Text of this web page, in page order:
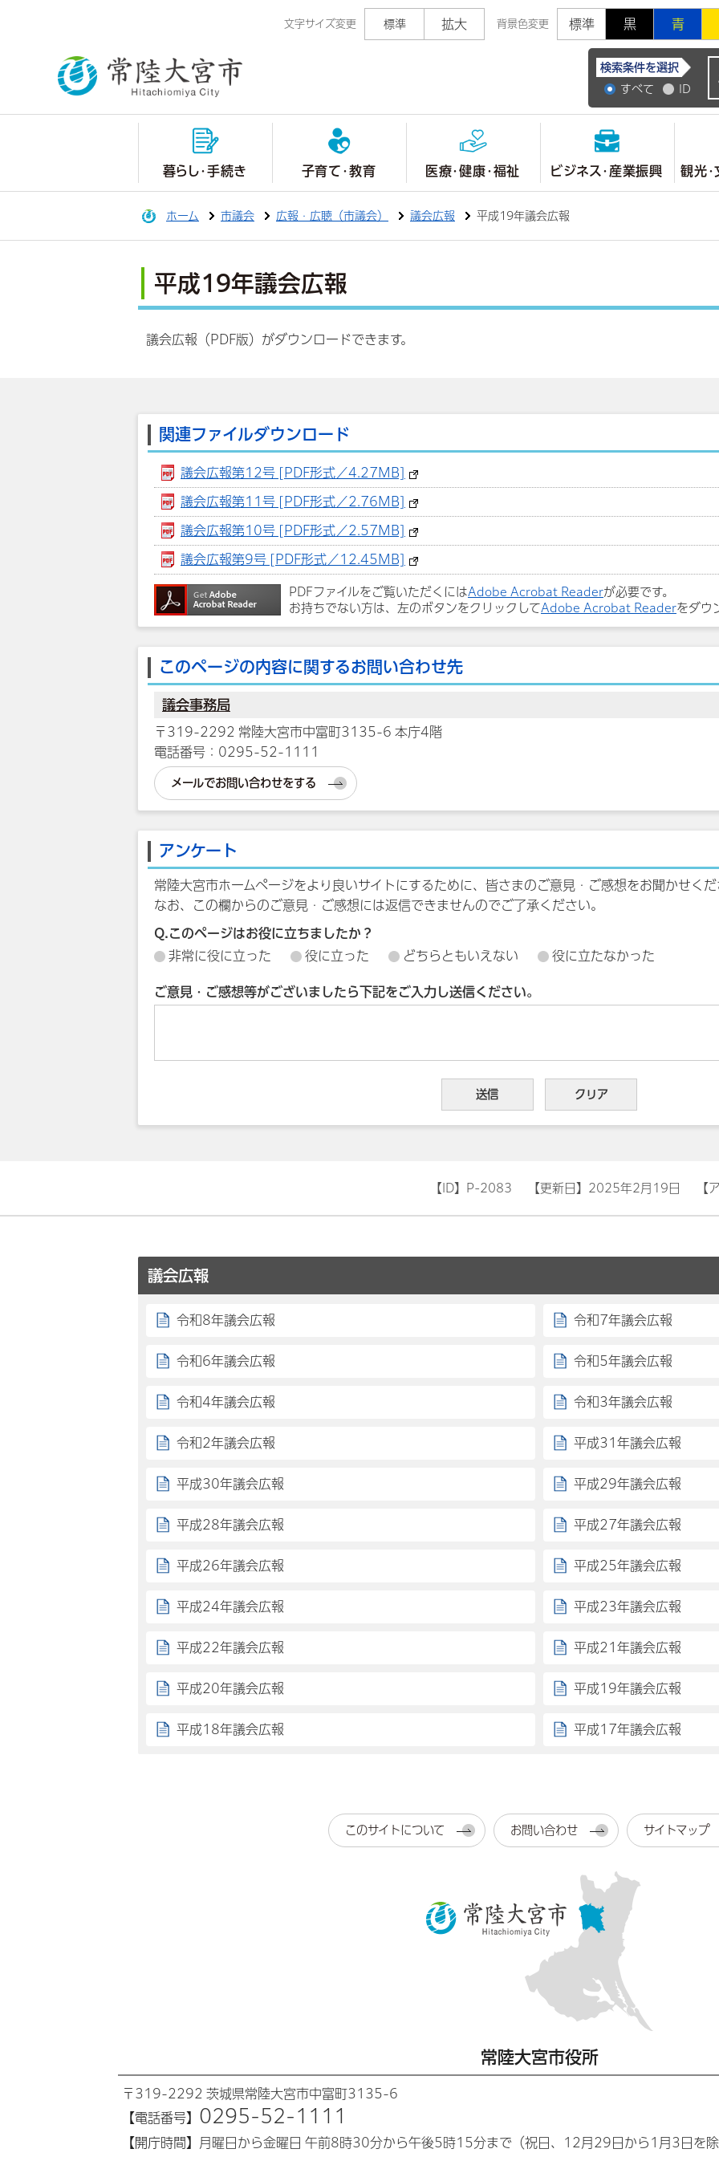
文字サイズ変更 標準 拡大 背景色変更 標準 黒 青
常陸大宮市公式ホ
検索条件を選択
すべて
ID
暮らし・手続き 子育て・教育 医療・健康・福祉 ビジネス・産業振興 観光
ホーム 市議会 広報・広聴（市議会） 議会広報 平成19年議会広報
平成19年議会広報
議会広報（PDF版）がダウンロードできます。
関連ファイルダウンロード
議会広報第12号 [PDF形式／4.27MB]
議会広報第11号 [PDF形式／2.76MB]
議会広報第10号 [PDF形式／2.57MB]
議会広報第9号 [PDF形式／12.45MB]
PDFファイルをご覧いただくにはAdobe Acrobat Readerが必要です。
お持ちでない方は、左のボタンをクリックしてAdobe Acrobat Readerをダウ
このページの内容に関するお問い合わせ先
議会事務局
〒319-2292 常陸大宮市中富町3135-6 本庁4階
電話番号：0295-52-1111
メールでお問い合わせをする
アンケート
常陸大宮市ホームページをより良いサイトにするために、皆さまのご意見・ご感想をお聞かせく
なお、この欄からのご意見・ご感想には返信できませんのでご了承ください。
Q.このページはお役に立ちましたか？
非常に役に立った
役に立った どちらともいえない 役に立たなかった
ご意見・ご感想等がございましたら下記をご入力し送信ください。
【ID】 P-2083 【更新日】 2025年2月19日 【
議会広報
令和8年議会広報 令和7年議会広報
令和6年議会広報 令和5年議会広報
令和4年議会広報 令和3年議会広報
令和2年議会広報 平成31年議会広報
平成30年議会広報 平成29年議会広報
平成28年議会広報 平成27年議会広報
平成26年議会広報 平成25年議会広報
平成24年議会広報 平成23年議会広報
平成22年議会広報 平成21年議会広報
平成20年議会広報 平成19年議会広報
平成18年議会広報 平成17年議会広報
このサイトについて お問い合わせ サイトマップ
常陸大宮市役所
〒319-2292 茨城県常陸大宮市中富町3135-6
【電話番号】 0295-52-1111
【開庁時間】 月曜日から金曜日 午前8時30分から午後5時15分まで（祝日、12月29日から1月3日を